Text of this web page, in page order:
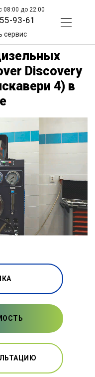
08:00 до 22:00
93-61
сервис
Discovery
4) в